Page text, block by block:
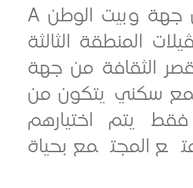
الخدمي من جهة وبيت الوطن A
الثالثة
من جهة
يتكون من
اختيارهم
بحياة